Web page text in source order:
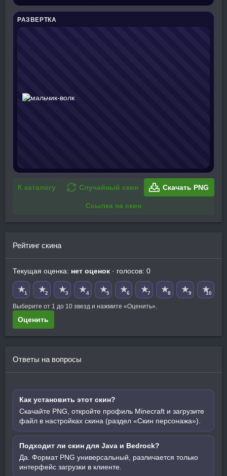
РАЗВЕРТКА
К каталогу Случайный скин Скачать PNG
Ссылка на скин
Рейтинг скина
Текущая оценка: нет оценок · голосов: 0
★1 ★2 ★3 ★4 ★5 ★6 ★7 ★8 ★9 ★10
Выберите от 1 до 10 звезд и нажмите «Оценить».
Оценить
Ответы на вопросы
Как установить этот скин?
Скачайте PNG, откройте профиль Minecraft и загрузите
файл в настройках скина (раздел «Скин персонажа»).
Подходит ли скин для Java и Bedrock?
Да. Формат PNG универсальный, различается только
интерфейс загрузки в клиенте.